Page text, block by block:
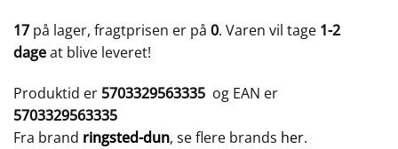
17 på lager, fragtprisen er på 0. Varen vil tage 1-2
dageat blive leveret!
Produktid er 5703329563335 og EAN er
5703329563335
Fra brand ringsted-dun, se flere brands her.